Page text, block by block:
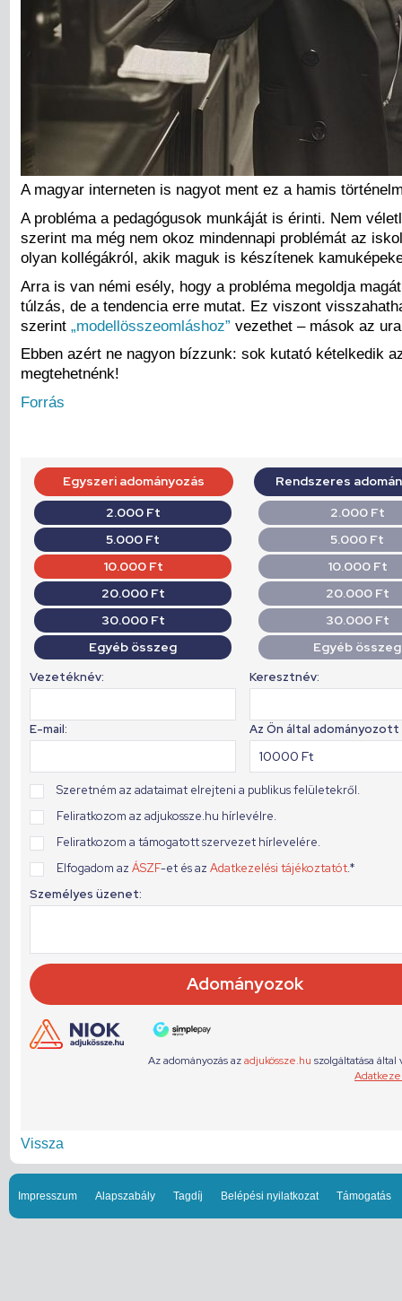
A magyar interneten is nagyot ment ez a hamis
A probléma a pedagógusok munkáját is érinti. Nem
szerint ma még nem okoz mindennapi problémát az
olyan kollégákról, akik maguk is készítenek
Arra is van némi esély, hogy a probléma megoldja
túlzás, de a tendencia erre mutat. Ez viszont
szerint „modellösszeomláshoz” vezethet – mások az
Ebben azért ne nagyon bízzunk: sok kutató kételkedik
megtehetnénk!
Forrás
Vissza
Impresszum Alapszabály Tagdíj Belépési nyilatkozat Támogatás